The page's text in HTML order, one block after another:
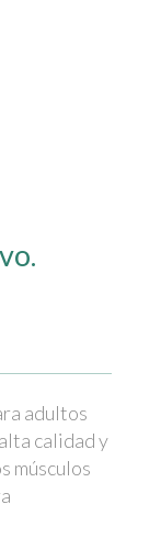
adultos
calidad y
músculos